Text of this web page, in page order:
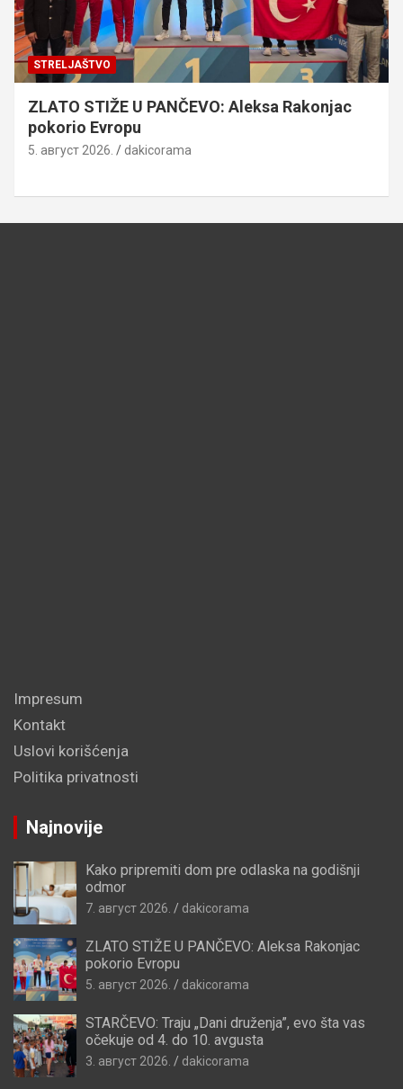
STRELJAŠTVO
ZLATO STIŽE U PANČEVO: Aleksa Rakonjac
pokorio Evropu
5. август 2026. dakicorama
Impresum
Kontakt
Uslovi korišćenja
Politika privatnosti
Najnovije
Kako pripremiti dom pre odlaska na godišnji
odmor
7. август 2026. dakicorama
ZLATO STIŽE U PANČEVO: Aleksa Rakonjac
pokorio Evropu
5. август 2026. dakicorama
STARČEVO: Traju „Dani druženja”, evo šta vas
očekuje od 4. do 10. avgusta
3. август 2026. dakicorama